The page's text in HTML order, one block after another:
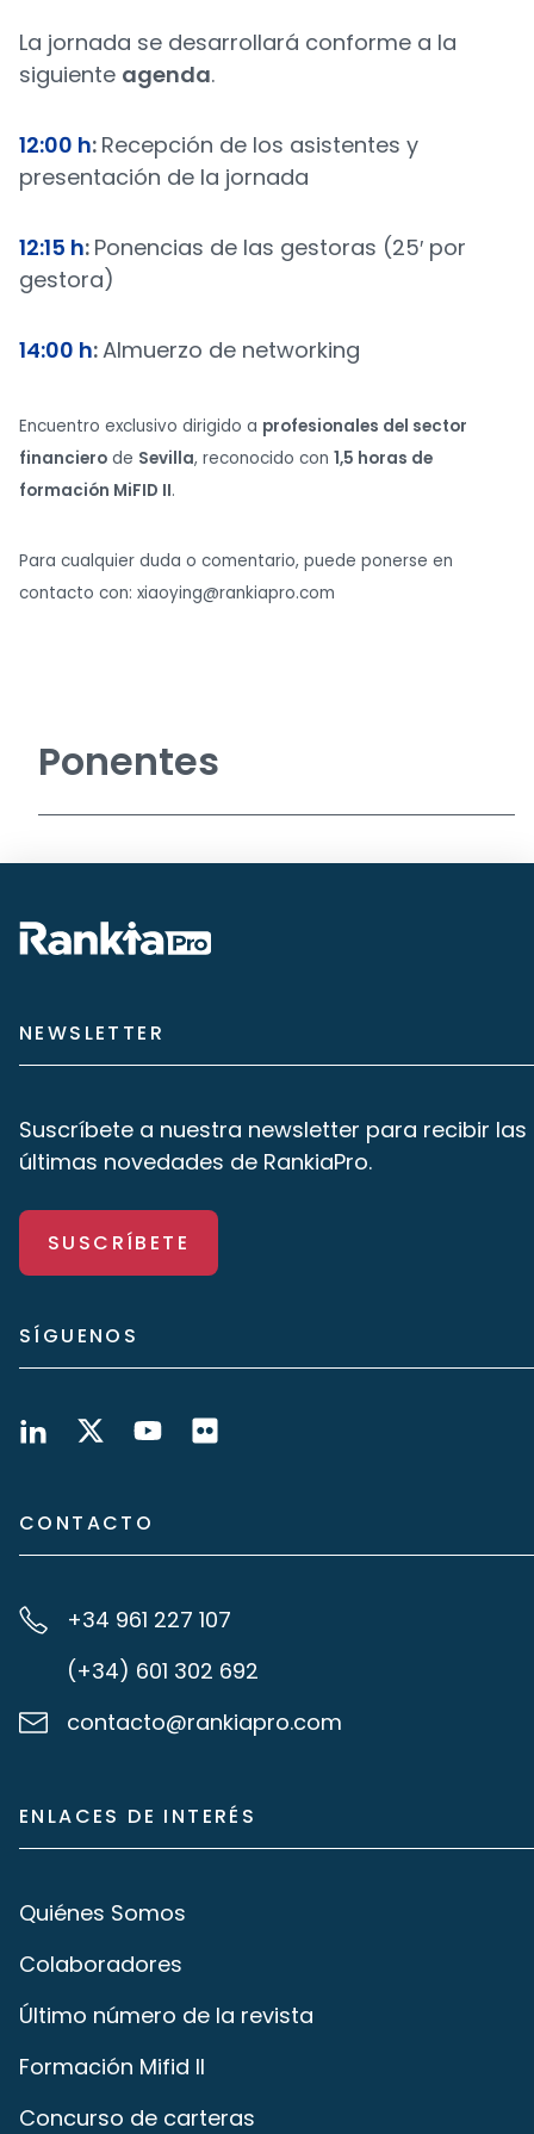
La jornada se desarrollará conforme a la
siguiente agenda.
12:00 h: Recepción de los asistentes y
presentación de la jornada
12:15 h: Ponencias de las gestoras (25′ por
gestora)
14:00 h:Almuerzo de networking
Encuentro exclusivo dirigido a profesionales del sector
financiero de Sevilla, reconocido con 1,5 horas de
formación MiFID II.
Para cualquier duda o comentario, puede ponerse en
contacto con: xiaoying@rankiapro.com
Ponentes
NEWSLETTER
Suscríbete a nuestra newsletter para recibir las
últimas novedades de RankiaPro.
SUSCRÍBETE
SÍGUENOS
CONTACTO
+34 961 227 107
(+34) 601 302 692
contacto@rankiapro.com
ENLACES DE INTERÉS
Quiénes Somos
Colaboradores
Último número de la revista
Formación Mifid II
Concurso de carteras